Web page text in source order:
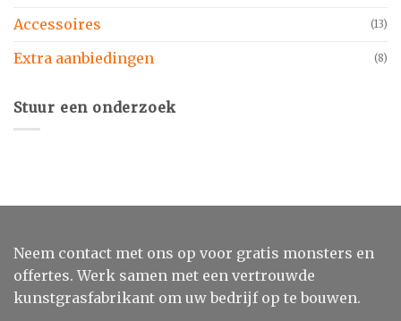
Accessoires (13)
Extra aanbiedingen (8)
Stuur een onderzoek
Neem contact met ons op voor gratis monsters en
offertes. Werk samen met een vertrouwde
kunstgrasfabrikant om uw bedrijf op te bouwen.